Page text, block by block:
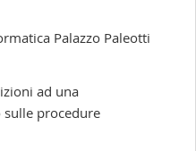
Palazzo Paleotti
ad una
procedure